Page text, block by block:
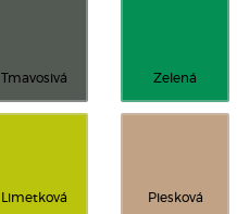
Tmavosivá Zelená
Limetková Piesková